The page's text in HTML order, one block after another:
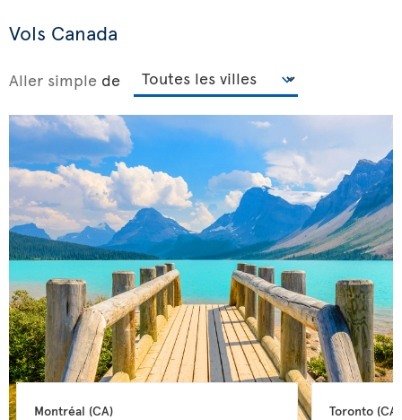
Vols Canada
Aller simple de
Montréal (CA) Toronto (CA)